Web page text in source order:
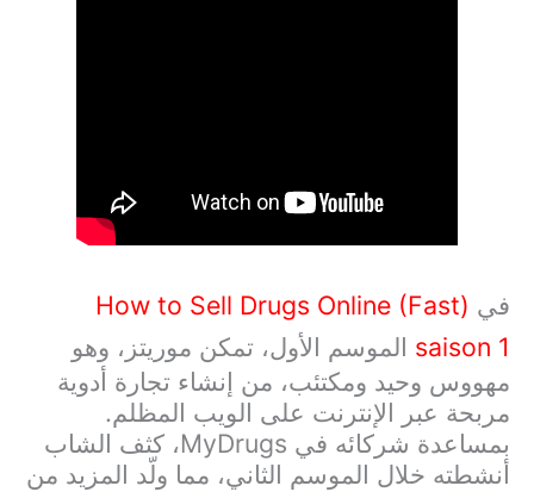
فيHow to Sell Drugs Online (Fast)
saison 1 الموسم الأول، تمكن موريتز، وهو
مهووس وحيد ومكتئب، من إنشاء تجارة أدوية
مربحة عبر الإنترنت على الويب المظلم.
بمساعدة شركائه فيMyDrugs، كثف الشاب
أنشطته خلال الموسم الثاني، مما ولّد المزيد من